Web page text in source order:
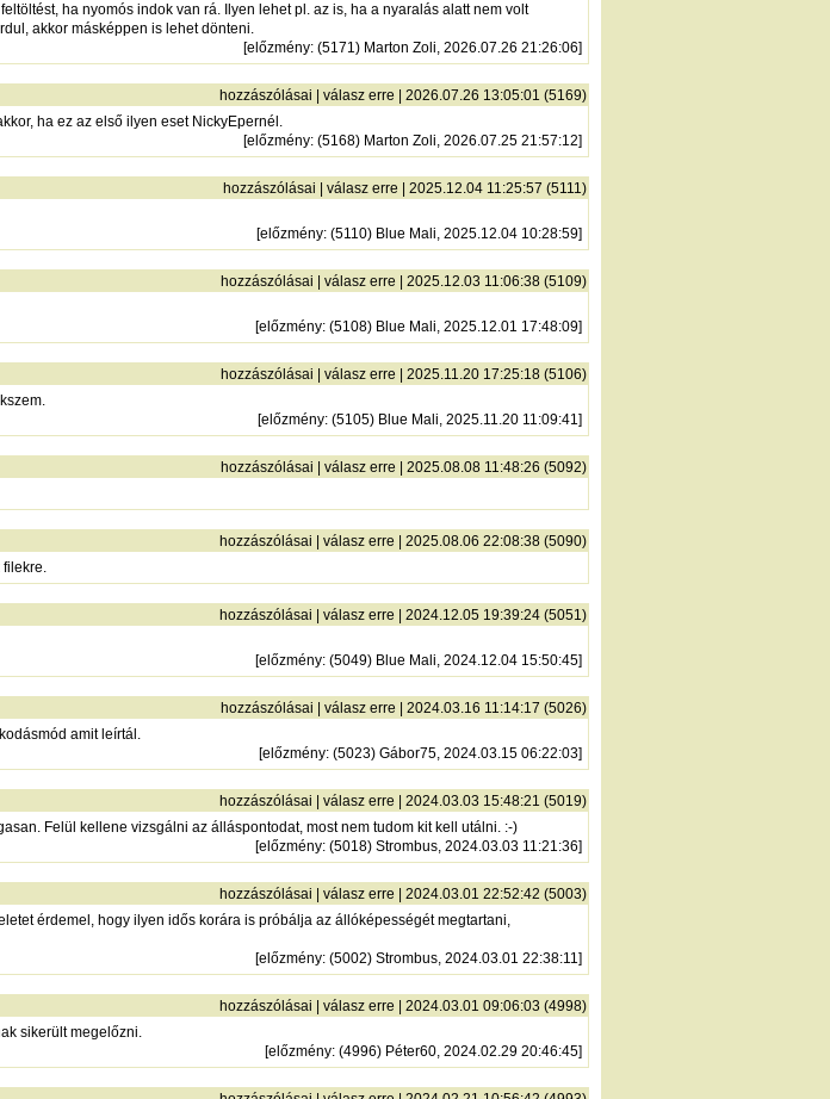
ha nyomós indok van rá. Ilyen lehet pl. az is, ha a nyaralás alatt nem volt
akkor másképpen is lehet dönteni.
[előzmény: (5171) Marton Zoli, 2026.07.26 21:26:06]
hozzászólásai válasz erre | 2026.07.26 13:05:01 (5169)
ha ez az első ilyen eset NickyEpernél.
[előzmény: (5168) Marton Zoli, 2026.07.25 21:57:12]
hozzászólásai válasz erre | 2025.12.04 11:25:57 (5111)
[előzmény: (5110) Blue Mali, 2025.12.04 10:28:59]
hozzászólásai válasz erre | 2025.12.03 11:06:38 (5109)
[előzmény: (5108) Blue Mali, 2025.12.01 17:48:09]
hozzászólásai válasz erre | 2025.11.20 17:25:18 (5106)
[előzmény: (5105) Blue Mali, 2025.11.20 11:09:41]
hozzászólásai válasz erre | 2025.08.08 11:48:26 (5092)
hozzászólásai válasz erre | 2025.08.06 22:08:38 (5090)
filekre.
hozzászólásai válasz erre | 2024.12.05 19:39:24 (5051)
[előzmény: (5049) Blue Mali, 2024.12.04 15:50:45]
hozzászólásai válasz erre | 2024.03.16 11:14:17 (5026)
amit leírtál.
[előzmény: (5023) Gábor75, 2024.03.15 06:22:03]
hozzászólásai válasz erre | 2024.03.03 15:48:21 (5019)
Felül kellene vizsgálni az álláspontodat, most nem tudom kit kell utálni. :-)
[előzmény: (5018) Strombus, 2024.03.03 11:21:36]
hozzászólásai válasz erre | 2024.03.01 22:52:42 (5003)
érdemel, hogy ilyen idős korára is próbálja az állóképességét megtartani,
[előzmény: (5002) Strombus, 2024.03.01 22:38:11]
hozzászólásai válasz erre | 2024.03.01 09:06:03 (4998)
sikerült megelőzni.
[előzmény: (4996) Péter60, 2024.02.29 20:46:45]